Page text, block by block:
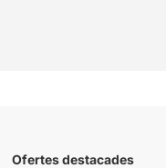
Ofertes destacades